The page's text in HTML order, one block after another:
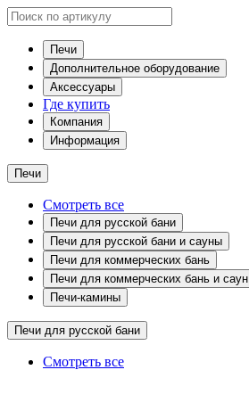
Печи
Дополнительное оборудование
Аксессуары
Где купить
Компания
Информация
Печи
Смотреть все
Печи для русской бани
Печи для русской бани и сауны
Печи для коммерческих бань
Печи для коммерческих бань и саун
Печи-камины
Печи для русской бани
Смотреть все